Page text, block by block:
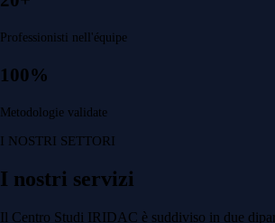
Professionisti nell'équipe
100%
Metodologie validate
I NOSTRI SETTORI
I nostri servizi
Il Centro Studi IRIDAC è suddiviso in due